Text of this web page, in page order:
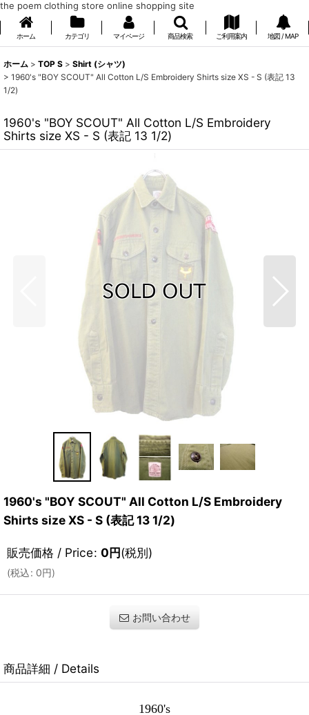
the poem clothing store online shopping site
ホーム カテゴリ マイページ 商品検索 ご利用案内 地図 / MAP
ホーム > TOP S > Shirt (シャツ)
> 1960's "BOY SCOUT" All Cotton L/S Embroidery Shirts size XS - S (表記 13
1/2)
1960's "BOY SCOUT" All Cotton L/S Embroidery
Shirts size XS - S (表記 13 1/2)
1960's "BOY SCOUT" All Cotton L/S Embroidery
Shirts size XS - S (表記 13 1/2)
販売価格 / Price: 0円(税別)
(税込: 0円)
お問い合わせ
商品詳細 / Details
1960's